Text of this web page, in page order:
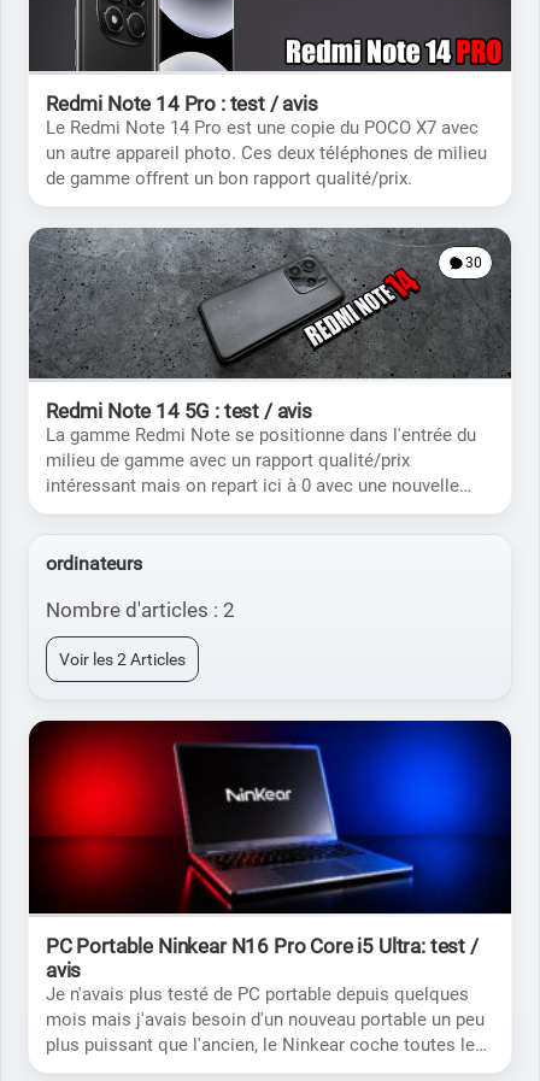
Redmi Note 14 Pro : test / avis
Le Redmi Note 14 Pro est une copie du POCO X7 avec
un autre appareil photo. Ces deux téléphones de milieu
de gamme offrent un bon rapport qualité/prix.
30
Redmi Note 14 5G : test / avis
La gamme Redmi Note se positionne dans l'entrée du
milieu de gamme avec un rapport qualité/prix
intéressant mais on repart ici à 0 avec une nouvelle
architecture technique.
ordinateurs
Nombre d'articles : 2
Voir les 2 Articles
PC Portable Ninkear N16 Pro Core i5 Ultra: test /
avis
Je n'avais plus testé de PC portable depuis quelques
mois mais j'avais besoin d'un nouveau portable un peu
plus puissant que l'ancien, le Ninkear coche toutes les
cases sur le papier mais va-t-il tenir ses promesses?